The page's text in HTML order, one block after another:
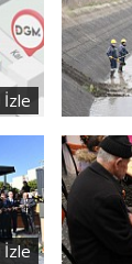
İzle
İzle